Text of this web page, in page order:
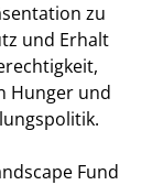
zu
und Erhalt
Hunger und
Fund